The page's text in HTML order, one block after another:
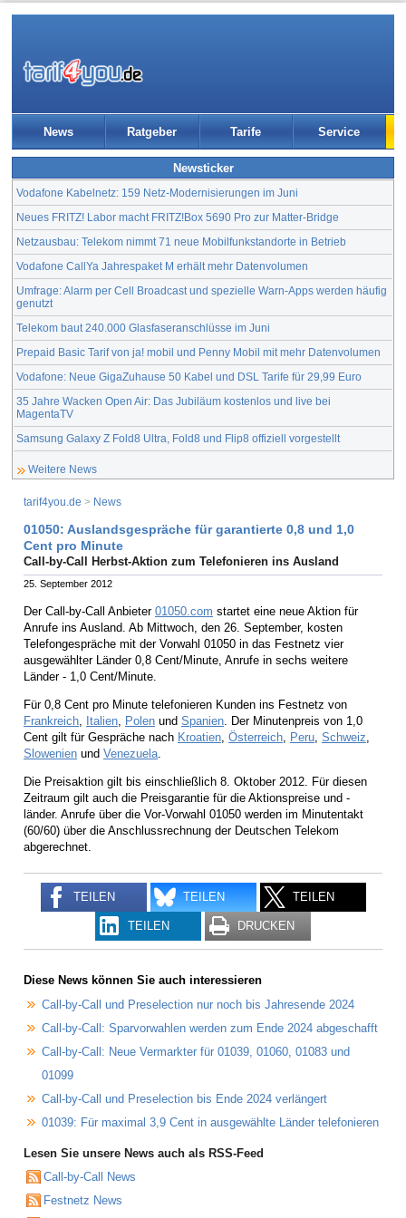
News Ratgeber Tarife Service
Newsticker
Vodafone Kabelnetz: 159 Netz-Modernisierungen im Juni
Neues FRITZ! Labor macht FRITZ!Box 5690 Pro zur Matter-Bridge
Netzausbau: Telekom nimmt 71 neue Mobilfunkstandorte in Betrieb
Vodafone CallYa Jahrespaket M erhält mehr Datenvolumen
Umfrage: Alarm per Cell Broadcast und spezielle Warn-Apps werden häufig
genutzt
Telekom baut 240.000 Glasfaseranschlüsse im Juni
Prepaid Basic Tarif von ja! mobil und Penny Mobil mit mehr Datenvolumen
Vodafone: Neue GigaZuhause 50 Kabel und DSL Tarife für 29,99 Euro
35 Jahre Wacken Open Air: Das Jubiläum kostenlos und live bei
MagentaTV
Samsung Galaxy Z Fold8 Ultra, Fold8 und Flip8 offiziell vorgestellt
Weitere News
tarif4you.de > News
01050: Auslandsgespräche für garantierte 0,8 und 1,0
Cent pro Minute
Call-by-Call Herbst-Aktion zum Telefonieren ins Ausland
25. September 2012
Der Call-by-Call Anbieter 01050.com startet eine neue Aktion für
Anrufe ins Ausland. Ab Mittwoch, den 26. September, kosten
Telefongespräche mit der Vorwahl 01050 in das Festnetz vier
ausgewählter Länder 0,8 Cent/Minute, Anrufe in sechs weitere
Länder - 1,0 Cent/Minute.
Für 0,8 Cent pro Minute telefonieren Kunden ins Festnetz von
Frankreich
Italien Polen und Spanien . Der Minutenpreis von 1,0
Cent gilt für Gespräche nach Kroatien Österreich Peru Schweiz
Slowenien und Venezuela
Die Preisaktion gilt bis einschließlich 8. Oktober 2012. Für diesen
Zeitraum gilt auch die Preisgarantie für die Aktionspreise und -
länder. Anrufe über die Vor-Vorwahl 01050 werden im Minutentakt
(60/60) über die Anschlussrechnung der Deutschen Telekom
abgerechnet.
TEILEN TEILEN TEILEN
TEILEN DRUCKEN
Diese News können Sie auch interessieren
Call-by-Call und Preselection nur noch bis Jahresende 2024
Call-by-Call: Sparvorwahlen werden zum Ende 2024 abgeschafft
Call-by-Call: Neue Vermarkter für 01039, 01060, 01083 und
01099
Call-by-Call und Preselection bis Ende 2024 verlängert
01039: Für maximal 3,9 Cent in ausgewählte Länder telefonieren
Lesen Sie unsere News auch als RSS-Feed
Call-by-Call News
Festnetz News